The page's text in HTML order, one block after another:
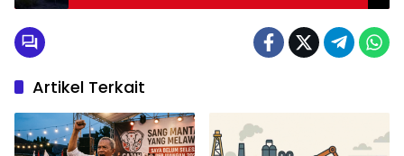
Artikel Terkait